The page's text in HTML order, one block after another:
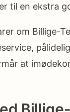
til en ekstra
om Billige-
at